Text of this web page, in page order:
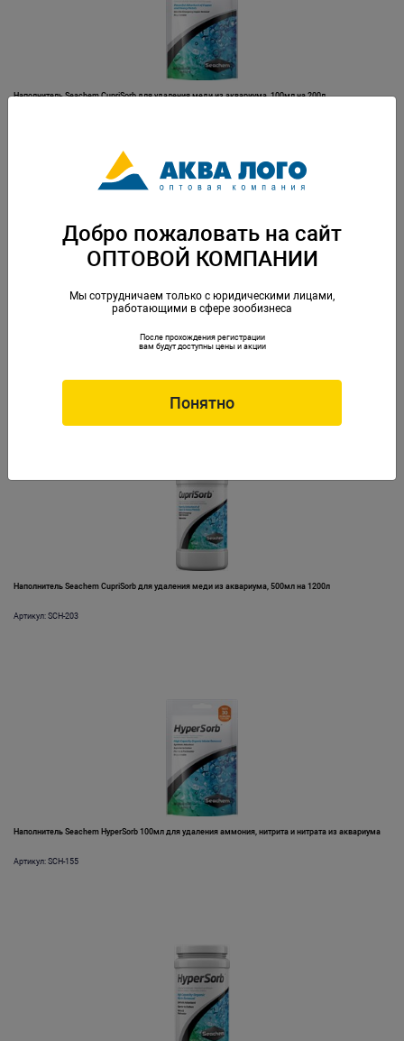
Наполнитель Seachem CupriSorb для удаления меди из аквариума, 100мл на 200л
Наполнитель Seachem CupriSorb для удаления меди из аквариума, 250мл на 600л
Наполнитель Seachem CupriSorb для удаления меди из аквариума, 500мл на 1200л
Артикул: SCH-203
Наполнитель Seachem HyperSorb 100мл для удаления аммония, нитрита и нитрата из аквариума
Артикул: SCH-155
Добро пожаловать на сайт
ОПТОВОЙ КОМПАНИИ
Мы сотрудничаем только с юридическими лицами,
работающими в сфере зообизнеса
После прохождения регистрации
вам будут доступны цены и акции
Понятно